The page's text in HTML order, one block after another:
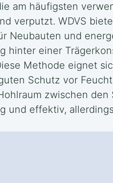
am häufigsten
verputzt. WDVS
Neubauten und
hinter einer
Methode eignet
Schutz vor
zwischen
und effektiv,